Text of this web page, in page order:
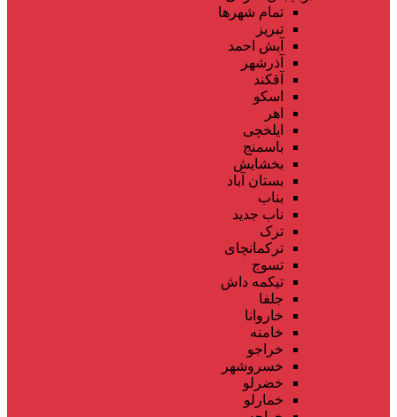
تمام شهر‌ها
تبریز
آبش احمد
آذرشهر
آقکند
اسکو
اهر
ایلخچی
باسمنج
بخشایش
بستان آباد
بناب
ناب جدید
ترک
ترکمانچای
تسوج
تیکمه داش
جلفا
خاروانا
خامنه
خراجو
خسروشهر
خضرلو
خمارلو